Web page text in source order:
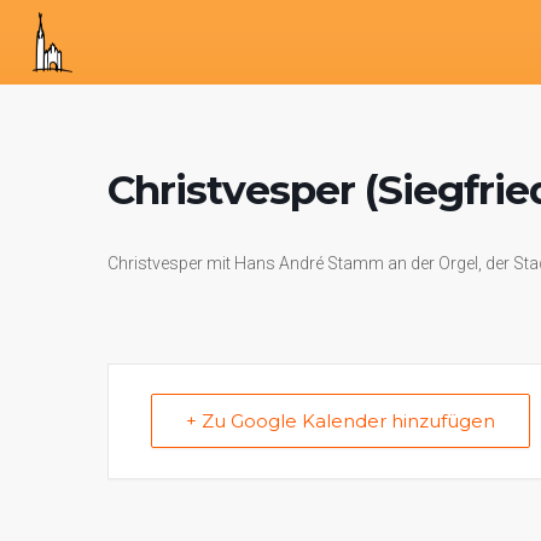
Christvesper
Christvesper mit Hans André Stamm an der Orgel, der
+ Zu Google Kalender hinzufügen